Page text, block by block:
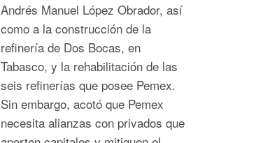
Andrés Manuel López Obrador, así
como a la construcción de la
refinería de Dos Bocas, en
Tabasco, y la rehabilitación de las
seis refinerías que posee Pemex.
Sin embargo, acotó que Pemex
necesita alianzas con privados que